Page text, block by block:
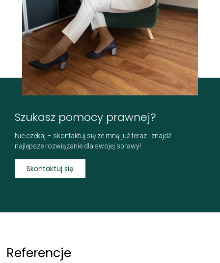
Szukasz pomocy prawnej?
Nie czekaj – skontaktuj się ze mną już teraz i znajdź
najlepsze rozwiązanie dla swojej sprawy!
Skontaktuj się
Referencje